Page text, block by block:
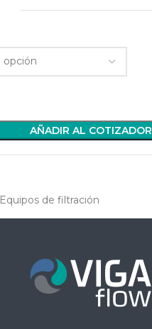
AÑADIR AL COTIZADOR
Equipos de filtración